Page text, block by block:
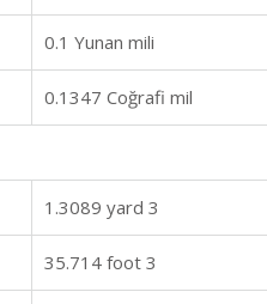
0.1 Yunan mili
0.1347 Coğrafi mil
1.3089 yard 3
35.714 foot 3